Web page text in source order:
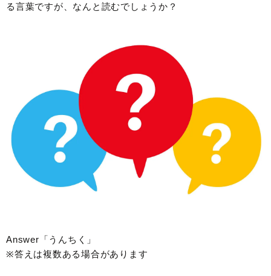
る言葉ですが、なんと読むでしょうか？
Answer「うんちく」
※答えは複数ある場合があります